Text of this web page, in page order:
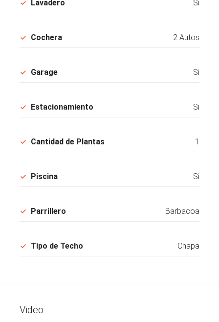
Lavadero Si
Cochera 2 Autos
Garage Si
Estacionamiento Si
Cantidad de Plantas 1
Piscina Si
Parrillero Barbacoa
Tipo de Techo Chapa
Video